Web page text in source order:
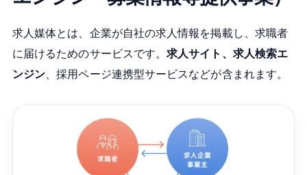
求人媒体とは、企業が自社の求人情報を掲載し、求職者
に届けるためのサービスです。求人サイト、求人検索エ
ンジン、採用ページ連携型サービスなどが含まれます。